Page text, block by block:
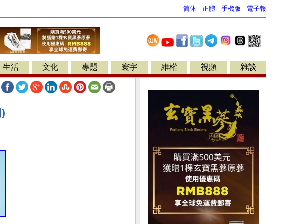
简体 - 正體 - 手機版 - 電子報
生活 文化 專題 寰宇 維權 視頻 雜談